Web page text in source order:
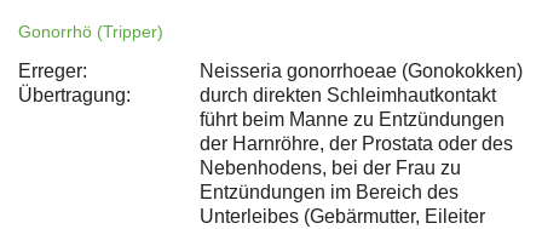
Gonorrhö (Tripper)
Erreger:
Neisseria gonorrhoeae (Gonokokken)
Übertragung:
durch direkten Schleimhautkontakt
führt beim Manne zu Entzündungen
der Harnröhre, der Prostata oder des
Nebenhodens, bei der Frau zu
Entzündungen im Bereich des
Unterleibes (Gebärmutter, Eileiter